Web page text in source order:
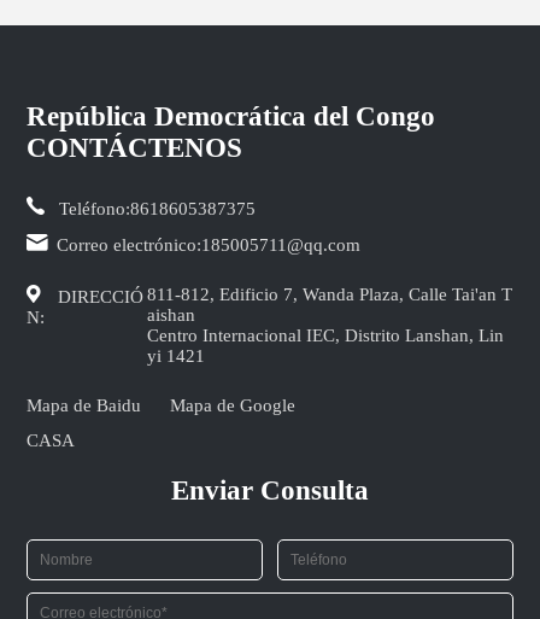
República Democrática del Congo
CONTÁCTENOS
Teléfono:8618605387375
Correo electrónico:185005711@qq.com
DIRECCIÓ
N:
811-812, Edificio 7, Wanda Plaza, Calle Tai'an T
aishan
Centro Internacional IEC, Distrito Lanshan, Lin
yi 1421
Mapa de Baidu
Mapa de Google
CASA
Enviar Consulta